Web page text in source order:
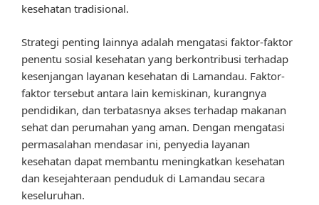
kesehatan tradisional.
Strategi penting lainnya adalah mengatasi faktor-faktor
penentu sosial kesehatan yang berkontribusi terhadap
kesenjangan layanan kesehatan di Lamandau. Faktor-
faktor tersebut antara lain kemiskinan, kurangnya
pendidikan, dan terbatasnya akses terhadap makanan
sehat dan perumahan yang aman. Dengan mengatasi
permasalahan mendasar ini, penyedia layanan
kesehatan dapat membantu meningkatkan kesehatan
dan kesejahteraan penduduk di Lamandau secara
keseluruhan.